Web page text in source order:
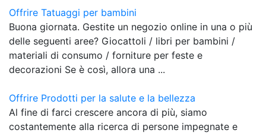
Offrire Tatuaggi per bambini
Buona giornata. Gestite un negozio online in una o più
delle seguenti aree? Giocattoli / libri per bambini /
materiali di consumo / forniture per feste e
decorazioni Se è così, allora una ...
Offrire Prodotti per la salute e la bellezza
Al fine di farci crescere ancora di più, siamo
costantemente alla ricerca di persone impegnate e